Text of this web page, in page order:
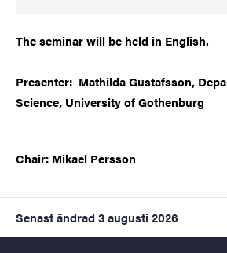
The seminar will be held in English.
Presenter: Mathilda Gustafsson,
Science, University of Gothenburg
Chair: Mikael Persson
Senast ändrad 3 augusti 2026